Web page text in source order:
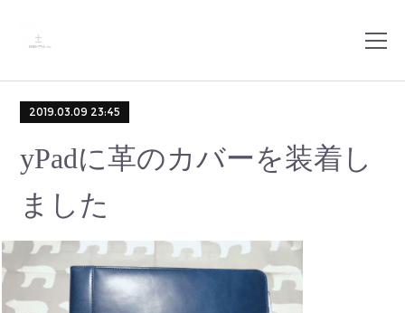
2019.03.09 23:45
yPadに革のカバーを装着し
ました